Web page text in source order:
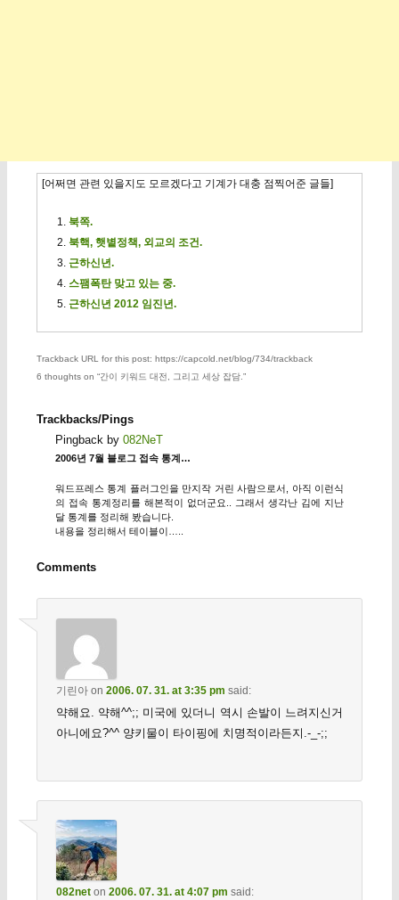
[어쩌면 관련 있을지도 모르겠다고 기계가 대충 점찍어준 글들]
북쪽.
북핵, 햇볕정책, 외교의 조건.
근하신년.
스팸폭탄 맞고 있는 중.
근하신년 2012 임진년.
Trackback URL for this post: https://capcold.net/blog/734/trackback
6 thoughts on “간이 키워드 대전, 그리고 세상 잡담. ”
Trackbacks/Pings
Pingback by 082NeT
2006년 7월 블로그 접속 통계…
워드프레스 통계 플러그인을 만지작 거린 사람으로서, 아직 이런식
의 접속 통계정리를 해본적이 없더군요.. 그래서 생각난 김에 지난
달 통계를 정리해 봤습니다.
내용을 정리해서 테이블이…..
Comments
기린아on 2006. 07. 31. at 3:35 pm said:
약해요. 약해^^;; 미국에 있더니 역시 손발이 느려지신거
아니에요?^^ 양키물이 타이핑에 치명적이라든지.-_-;;
082neton 2006. 07. 31. at 4:07 pm said: